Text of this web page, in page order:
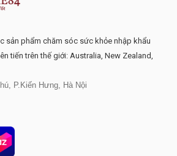
sản phẩm chăm sóc sức khỏe nhập khẩu
tiến trên thế giới: Australia, New Zealand,
P.Kiến Hưng, Hà Nội